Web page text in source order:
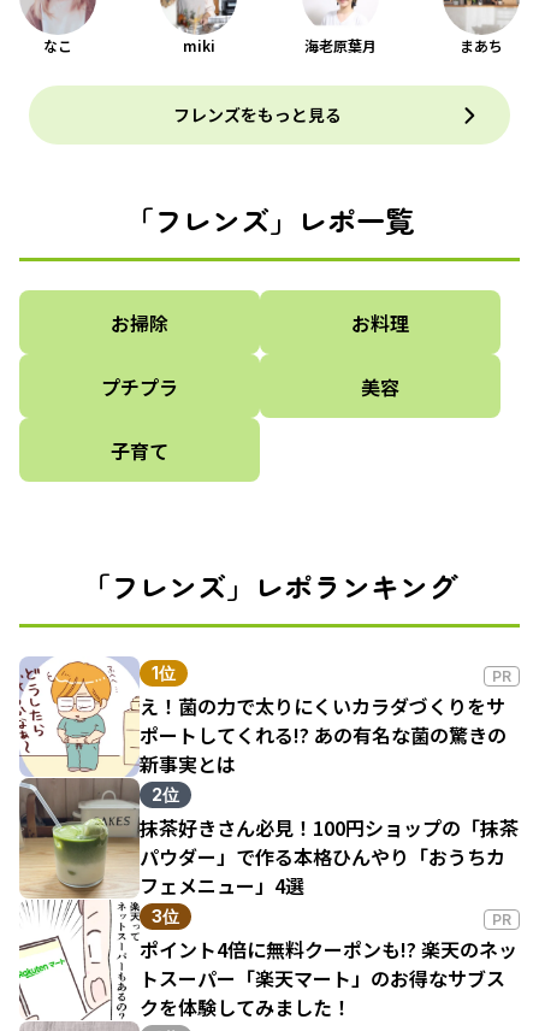
なこ miki 海老原葉月 まあち
フレンズをもっと見る
「フレンズ」レポ一覧
お掃除 お料理
プチプラ 美容
子育て
「フレンズ」レポランキング
1位 PR
え！菌の力で太りにくいカラダづくりをサ
ポートしてくれる!? あの有名な菌の驚きの
新事実とは
2位
抹茶好きさん必見！100円ショップの「抹茶
パウダー」で作る本格ひんやり「おうちカ
フェメニュー」4選
3位 PR
ポイント4倍に無料クーポンも!? 楽天のネッ
トスーパー「楽天マート」のお得なサブス
クを体験してみました！